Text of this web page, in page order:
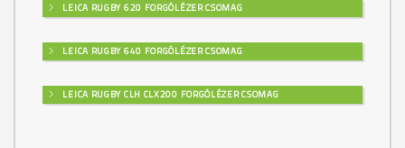
LEICA RUGBY 620 FORGÓLÉZER CSOMAG
LEICA RUGBY 640 FORGÓLÉZER CSOMAG
LEICA RUGBY CLH CLX200 FORGÓLÉZER CSOMAG